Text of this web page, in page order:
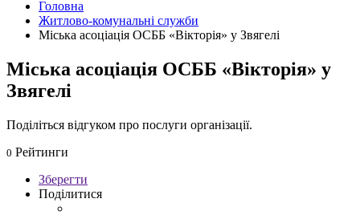
Головна
Житлово-комунальні служби
Міська асоціація ОСББ «Вікторія» у Звягелі
Міська асоціація ОСББ «Вікторія» у
Звягелі
Поділіться відгуком про послуги організації.
0 Рейтинги
Зберегти
Поділитися